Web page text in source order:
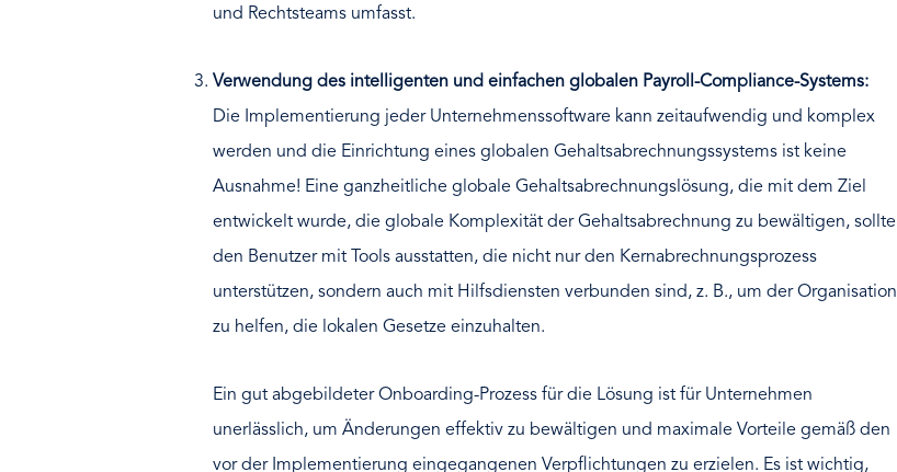
und Rechtsteams umfasst.
Verwendung des intelligenten und einfachen globalen Payroll-Compliance-Systems:
Die Implementierung jeder Unternehmenssoftware kann zeitaufwendig und komplex
werden und die Einrichtung eines globalen Gehaltsabrechnungssystems ist keine
Ausnahme! Eine ganzheitliche globale Gehaltsabrechnungslösung, die mit dem Ziel
entwickelt wurde, die globale Komplexität der Gehaltsabrechnung zu bewältigen, sollte
den Benutzer mit Tools ausstatten, die nicht nur den Kernabrechnungsprozess
unterstützen, sondern auch mit Hilfsdiensten verbunden sind, z. B., um der Organisation
zu helfen, die lokalen Gesetze einzuhalten.
Ein gut abgebildeter Onboarding-Prozess für die Lösung ist für Unternehmen
unerlässlich, um Änderungen effektiv zu bewältigen und maximale Vorteile gemäß den
vor der Implementierung eingegangenen Verpflichtungen zu erzielen. Es ist wichtig,